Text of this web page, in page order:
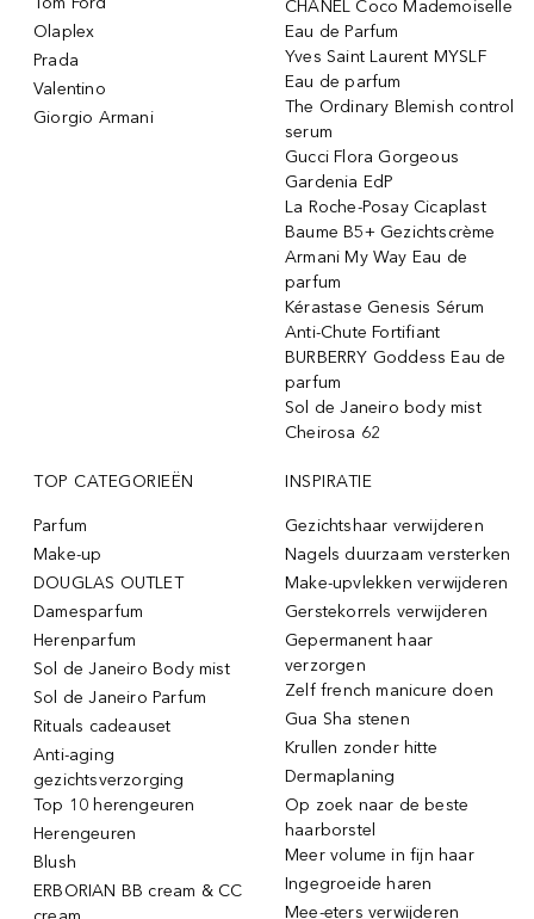
Olaplex
Prada
Valentino
Giorgio Armani
CHANEL Coco Mademoiselle
Eau de Parfum
Yves Saint Laurent MYSLF
Eau de parfum
The Ordinary Blemish control
serum
Gucci Flora Gorgeous
Gardenia EdP
La Roche-Posay Cicaplast
Baume B5+ Gezichtscrème
Armani My Way Eau de
parfum
Kérastase Genesis Sérum
Anti-Chute Fortifiant
BURBERRY Goddess Eau de
parfum
Sol de Janeiro body mist
Cheirosa 62
TOP CATEGORIEËN
Parfum
Make-up
DOUGLAS OUTLET
Damesparfum
Herenparfum
Sol de Janeiro Body mist
Sol de Janeiro Parfum
Rituals cadeauset
Anti-aging
gezichtsverzorging
Top 10 herengeuren
Herengeuren
Blush
ERBORIAN BB cream & CC
INSPIRATIE
Gezichtshaar verwijderen
Nagels duurzaam versterken
Make-upvlekken verwijderen
Gerstekorrels verwijderen
Gepermanent haar
verzorgen
Zelf french manicure doen
Gua Sha stenen
Krullen zonder hitte
Dermaplaning
Op zoek naar de beste
haarborstel
Meer volume in fijn haar
Ingegroeide haren
Mee-eters verwijderen